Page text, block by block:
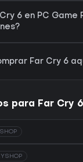
6 en PC Game
Far Cry 6
para Far Cry 6